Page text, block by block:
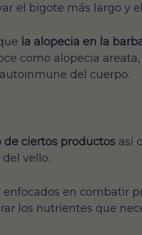
el bigote más largo y
la alopecia en la
como alopecia
del cuerpo.
de ciertos productosasí
vello.
en combatir
los nutrientes que